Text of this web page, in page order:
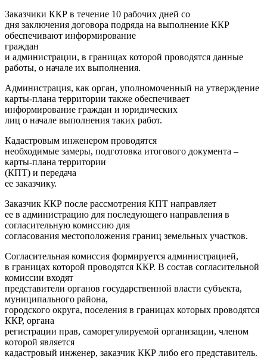
Заказчики ККР в течение 10 рабочих дней со
дня заключения договора подряда на выполнение ККР
обеспечивают информирование
граждан
и администрации, в границах которой проводятся данные
работы, о начале их выполнения.
Администрация, как орган, уполномоченный на утверждение
карты-плана территории также обеспечивает
информирование граждан и юридических
лиц о начале выполнения таких работ.
Кадастровым инженером проводятся
необходимые замеры, подготовка итогового документа –
карты-плана территории
(КПТ) и передача
ее заказчику.
Заказчик ККР после рассмотрения КПТ направляет
ее в администрацию для последующего направления в
согласительную комиссию для
согласования местоположения границ земельных участков.
Согласительная комиссия формируется администрацией,
в границах которой проводятся ККР. В состав согласительной
комиссии входят
представители органов государственной власти субъекта,
муниципального района,
городского округа, поселения в границах которых проводятся
ККР, органа
регистрации прав, саморегулируемой организации, членом
которой является
кадастровый инженер, заказчик ККР либо его представитель.